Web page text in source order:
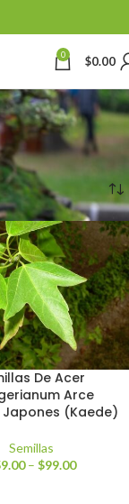
0 $0.00
de 19 resultados
De Acer
Arce
(Kaede)
Semillas
– $99.00